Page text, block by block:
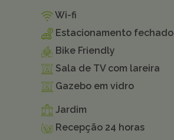
Wi-fi
Estacionamento fechado
Bike Friendly
Sala de TV com lareira
Gazebo em vidro
Jardim
Recepção 24 horas